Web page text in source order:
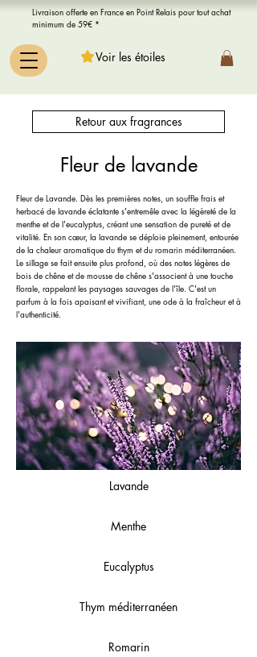
Livraison offerte en France en Point Relais pour tout achat
minimum de 59€ *
Voir les étoiles
Retour aux fragrances
Fleur de lavande
Fleur de Lavande. Dès les premières notes, un souffle frais et
herbacé de lavande éclatante s'entremêle avec la légèreté de la
menthe et de l'eucalyptus, créant une sensation de pureté et de
vitalité. En son cœur, la lavande se déploie pleinement, entourée
de la chaleur aromatique du thym et du romarin méditerranéen.
Le sillage se fait ensuite plus profond, où des notes légères de
bois de chêne et de mousse de chêne s'associent à une touche
florale, rappelant les paysages sauvages de l'île. C'est un
parfum à la fois apaisant et vivifiant, une ode à la fraîcheur et à
l'authenticité.
Lavande
Menthe
Eucalyptus
Thym méditerranéen
Romarin